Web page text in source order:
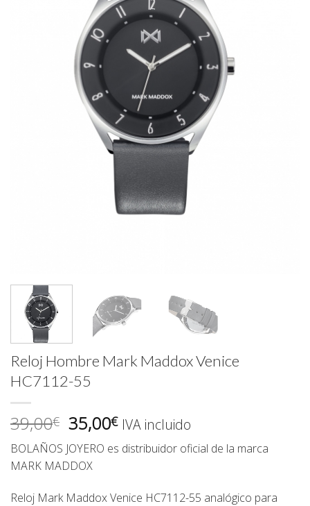
Reloj Hombre Mark Maddox Venice
HC7112-55
39,00€ El
precio
original
era:
39,00€.
35,00€El
precio
actual
35,00€.
IVA incluido
BOLAÑOS JOYERO es distribuidor oficial de la marca
MARK MADDOX
Reloj Mark Maddox Venice HC7112-55 analógico para